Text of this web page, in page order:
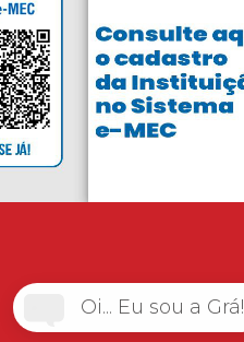
Oi... Eu sou a Grá!